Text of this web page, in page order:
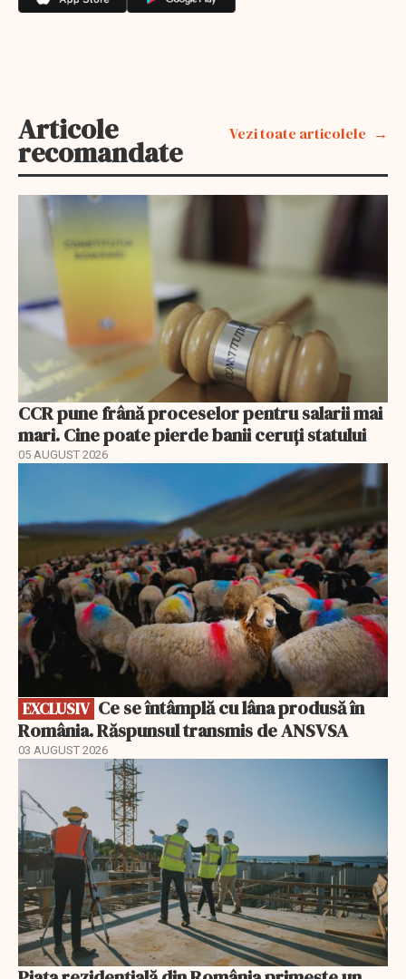
Articole
recomandate
Vezi toate articolele
CCR pune frână proceselor pentru salarii mai
mari. Cine poate pierde banii ceruți statului
05 AUGUST 2026
EXCLUSIV
România. Răspunsul transmis de ANSVSA
03 AUGUST 2026